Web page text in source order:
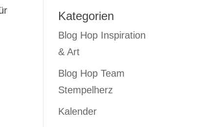
Kategorien
Blog Hop Inspiration
& Art
Blog Hop Team
Stempelherz
Kalender